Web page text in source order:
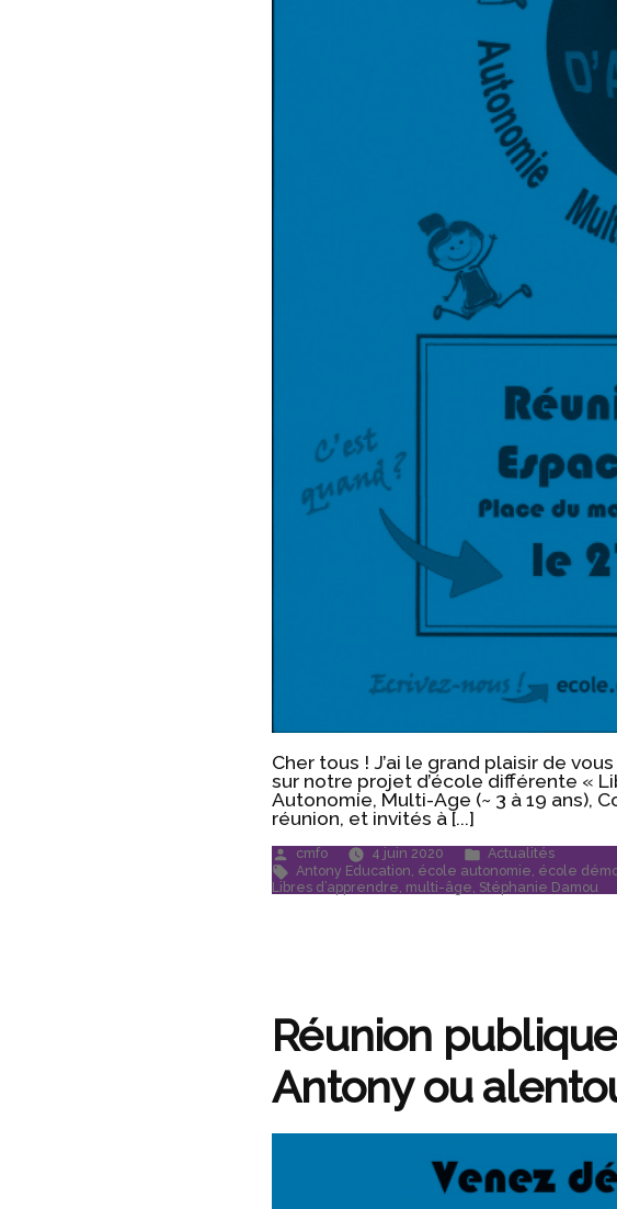
Cher tous ! J’ai le grand plaisir de
sur notre projet d’école différente «
Autonomie, Multi-Age (~ 3 à 19 ans),
réunion, et invités à [...]
Publié
par
cmfo 4 juin 2020
Publié
dans
Actualités
Étiquettes :
Antony Education, école autonomie, école
Libres d’apprendre, multi-âge, Stéphanie Damou
Réunion
Antony ou